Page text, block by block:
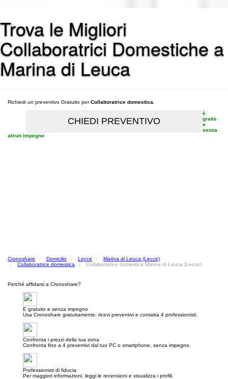
Trova le Migliori
Collaboratrici Domestiche a
Marina di Leuca
Richiedi un preventivo Gratuito perCollaboratrice domestica
è
gratis
e
senza
alcun impegno
Cronoshare Domicilio Lecce
Marina di Leuca (Lecce)
Collaboratrice domestica
Collaboratrice domestica Marina di Leuca (Lecce)
Perché affidarsi a Cronoshare?
E gratuito e senza impegno
Usa Cronoshare gratuitamente: ricevi preventivi e contatta 4 professionisti.
Confronta i prezzi della tua zona
Confronta fino a 4 preventivi dal tuo PC o smartphone, senza impegno.
Professionisti di fiducia
Per maggiori informazioni, leggi le recensioni e visualizza i profili.